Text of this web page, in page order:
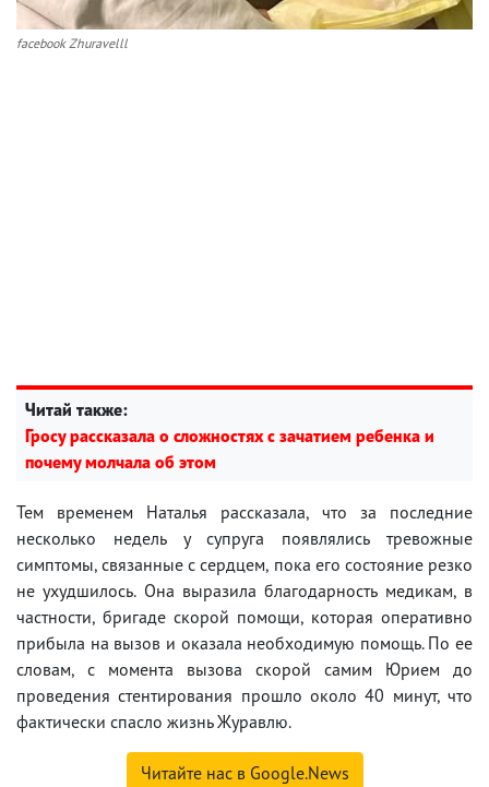
facebook Zhuravelll
Читай также:
Гросу рассказала о сложностях с зачатием ребенка и
почему молчала об этом
Тем временем Наталья рассказала, что за последние
несколько недель у супруга появлялись тревожные
симптомы, связанные с сердцем, пока его состояние резко
не ухудшилось. Она выразила благодарность медикам, в
частности, бригаде скорой помощи, которая оперативно
прибыла на вызов и оказала необходимую помощь. По ее
словам, с момента вызова скорой самим Юрием до
проведения стентирования прошло около 40 минут, что
фактически спасло жизнь Журавлю.
Читайте нас в Google.News